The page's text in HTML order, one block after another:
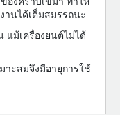
านได้เต็มสมรรถนะ
แม้เครื่องยนต์ไม่ได้
ะสมจึงมีอายุการใช้